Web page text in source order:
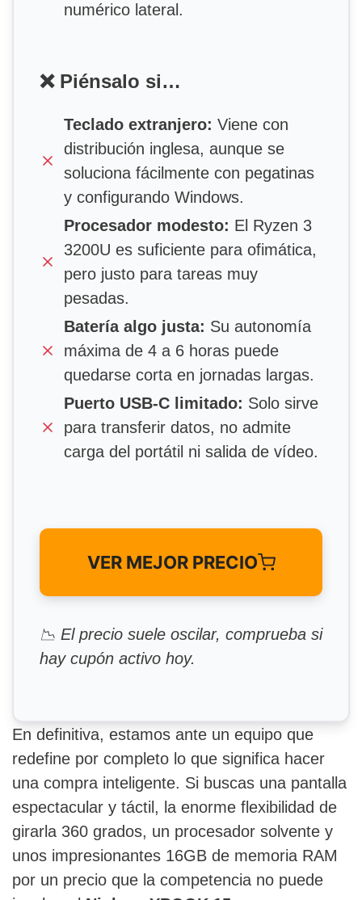
numérico lateral.
❌ Piénsalo si…
Teclado extranjero: Viene con
distribución inglesa, aunque se
soluciona fácilmente con pegatinas
y configurando Windows.
Procesador modesto: El Ryzen 3
3200U es suficiente para ofimática,
pero justo para tareas muy
pesadas.
Batería algo justa: Su autonomía
máxima de 4 a 6 horas puede
quedarse corta en jornadas largas.
Puerto USB-C limitado: Solo sirve
para transferir datos, no admite
carga del portátil ni salida de vídeo.
VER MEJOR PRECIO
📉 El precio suele oscilar, comprueba si
hay cupón activo hoy.
En definitiva, estamos ante un equipo que
redefine por completo lo que significa hacer
una compra inteligente. Si buscas una pantalla
espectacular y táctil, la enorme flexibilidad de
girarla 360 grados, un procesador solvente y
unos impresionantes 16GB de memoria RAM
por un precio que la competencia no puede